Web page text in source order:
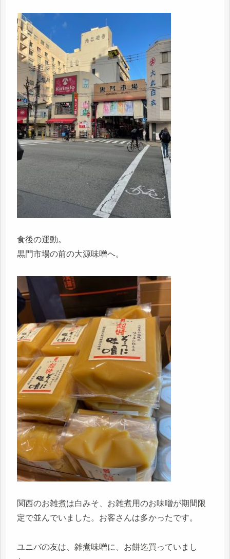
食後の運動。
黒門市場の前の大源味噌へ。
関西のお雑煮は白みそ、お雑煮用のお味噌が期間限
定で並んでいました。お客さんは多かったです。
ユニバの友は、雑煮味噌に、お餅迄買っていまし